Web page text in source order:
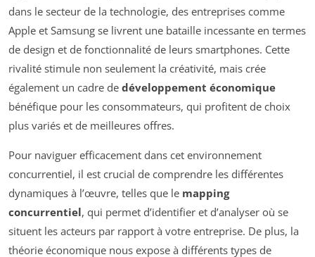
dans le secteur de la technologie, des entreprises comme
Apple et Samsung se livrent une bataille incessante en termes
de design et de fonctionnalité de leurs smartphones. Cette
rivalité stimule non seulement la créativité, mais crée
également un cadre de développement économique
bénéfique pour les consommateurs, qui profitent de choix
plus variés et de meilleures offres.
Pour naviguer efficacement dans cet environnement
concurrentiel, il est crucial de comprendre les différentes
dynamiques à l’œuvre, telles que le mapping
concurrentiel, qui permet d’identifier et d’analyser où se
situent les acteurs par rapport à votre entreprise. De plus, la
théorie économique nous expose à différents types de